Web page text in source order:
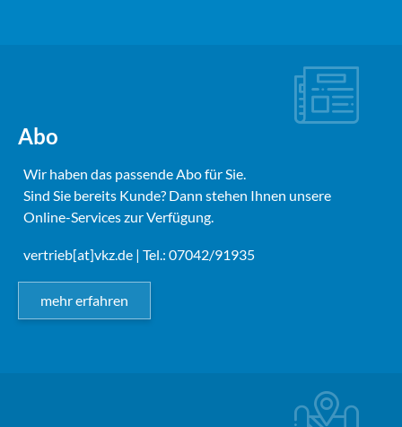
Abo
Wir haben das passende Abo für Sie.
Sind Sie bereits Kunde? Dann stehen Ihnen unsere
Online-Services zur Verfügung.
vertrieb[at]vkz.de | Tel.: 07042/91935
mehr erfahren